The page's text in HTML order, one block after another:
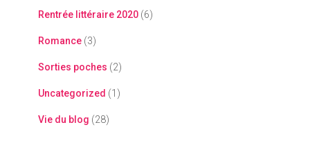
Rentrée littéraire 2020 (6)
Romance (3)
Sorties poches (2)
Uncategorized (1)
Vie du blog (28)